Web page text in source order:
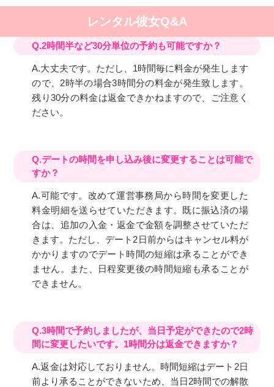
レンタル彼女Q&A
Q.2時間半など30分単位の予約も可能ですか？
A.大丈夫です。ただし、1時間毎に料金が発生します
ので、2時半の場合3時間分の料金が発生致します。
残り30分の料金は返金できかねますので、ご注意く
ださい。
Q.デートの時間を申し込み後に変更することは可能で
すか？
A.可能です。改めて運営事務局から時間を変更した
料金明細を送らせていただきます。既に振込済の場
合は、追加の入金・返金で金額を調整させていただ
きます。ただし、デート2日前からはキャンセル料が
かかりますのでデート時間の短縮は承ることができ
ません。また、日程変更後の時間短縮も承ることが
できません。
Q.3時間で予約しましたが、当日予定ができたので2時
間に変更したいです。1時間分は返金できますか？
A.返金は対応しておりません。時間短縮はデート2日
前より承ることができないため、当日2時間での解散